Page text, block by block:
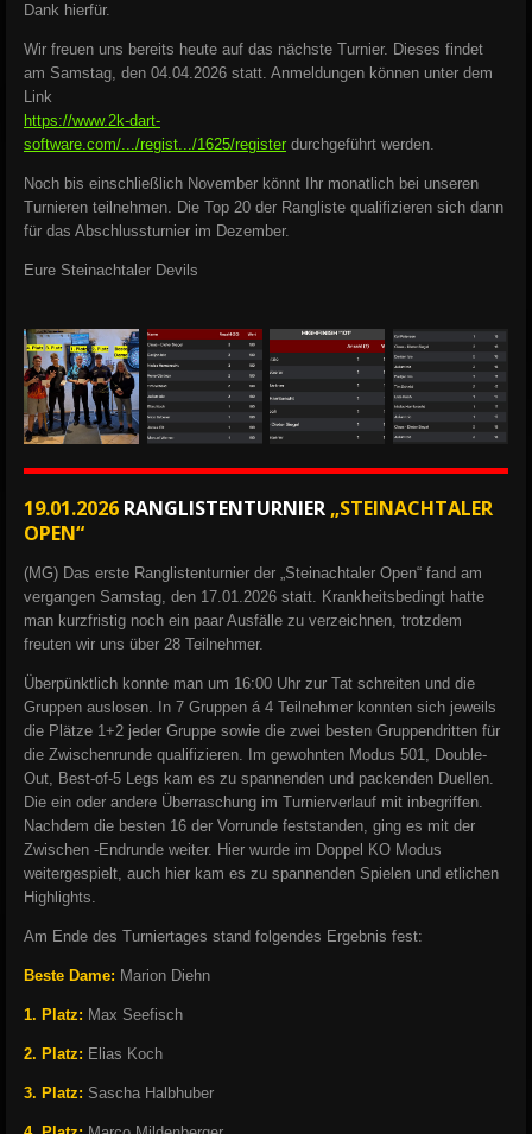
Dank hierfür.
Wir freuen uns bereits heute auf das nächste Turnier. Dieses findet
am Samstag, den 04.04.2026 statt. Anmeldungen können unter dem
Link
https://www.2k-dart-
software.com/.../regist.../1625/register durchgeführt werden.
Noch bis einschließlich November könnt Ihr monatlich bei unseren
Turnieren teilnehmen. Die Top 20 der Rangliste qualifizieren sich dann
für das Abschlussturnier im Dezember.
Eure Steinachtaler Devils
19.01.2026 RANGLISTENTURNIER „STEINACHTALER
OPEN“
(MG) Das erste Ranglistenturnier der „Steinachtaler Open“ fand am
vergangen Samstag, den 17.01.2026 statt. Krankheitsbedingt hatte
man kurzfristig noch ein paar Ausfälle zu verzeichnen, trotzdem
freuten wir uns über 28 Teilnehmer.
Überpünktlich konnte man um 16:00 Uhr zur Tat schreiten und die
Gruppen auslosen. In 7 Gruppen á 4 Teilnehmer konnten sich jeweils
die Plätze 1+2 jeder Gruppe sowie die zwei besten Gruppendritten für
die Zwischenrunde qualifizieren. Im gewohnten Modus 501, Double-
Out, Best-of-5 Legs kam es zu spannenden und packenden Duellen.
Die ein oder andere Überraschung im Turnierverlauf mit inbegriffen.
Nachdem die besten 16 der Vorrunde feststanden, ging es mit der
Zwischen -Endrunde weiter. Hier wurde im Doppel KO Modus
weitergespielt, auch hier kam es zu spannenden Spielen und etlichen
Highlights.
Am Ende des Turniertages stand folgendes Ergebnis fest:
Beste Dame: Marion Diehn
1. Platz: Max Seefisch
2. Platz: Elias Koch
3. Platz: Sascha Halbhuber